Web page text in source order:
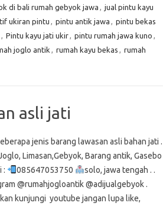
di bali rumah gebyok jawa , jual pintu kayu
ukiran pintu , pintu antik jawa , pintu bekas
, Pintu kayu jati ukir, pintu rumah jawa kuno ,
joglo antik , rumah kayu bekas , rumah
asli jati
jenis barang lawasan asli bahan jati .
Limasan,Gebyok, Barang antik, Gasebo
:
085647053750
solo, jawa tengah . .
@rumahjogloantik @adijualgebyok .
kunjungi youtube jangan lupa like,